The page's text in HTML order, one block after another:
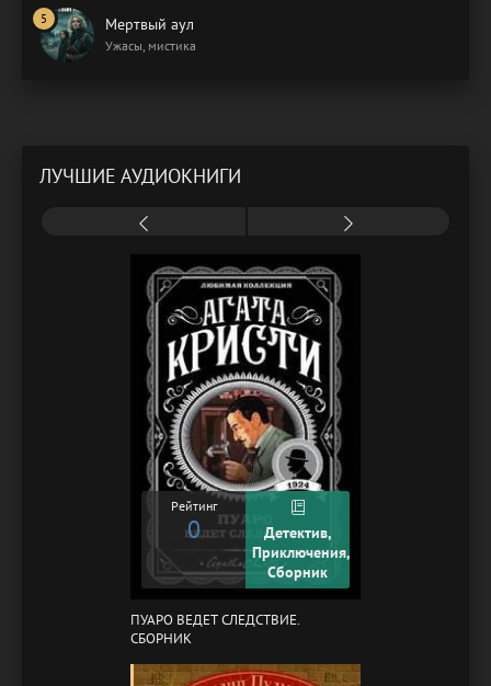
Мертвый аул
Ужасы, мистика
ЛУЧШИЕ АУДИОКНИГИ
Рейтинг
0
Детектив,
Приключения,
Сборник
ПУАРО ВЕДЕТ СЛЕДСТВИЕ.
СБОРНИК